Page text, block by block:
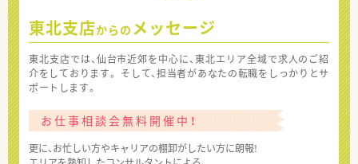
東北支店からの メッセージ
東北支店では、仙台市近郊を中心に、東北エリア全域で求人のご紹
介をしております。 そして、担当者があなたの転職をしっかりとサ
ポートします。
お仕事相談会無料開催中！
更に、お忙しい方やキャリアの棚卸がしたい方に朗報!